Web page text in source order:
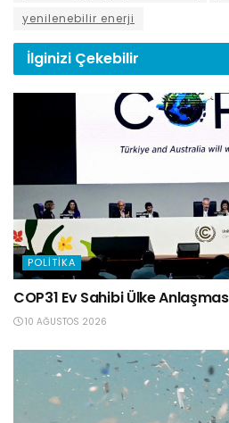
yenilenebilir enerji
İlginizi Çekebilir
POLITIKA
COP31 Ev Sahibi Ülke
10 AĞUSTOS 2026